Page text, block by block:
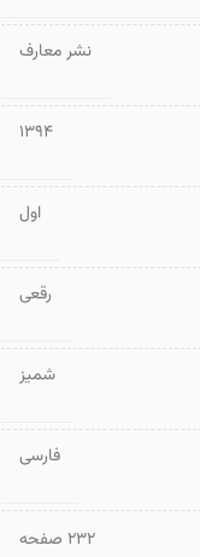
نشر معارف
1394
اول
رقعی
شمیز
فارسی
۲۳۲ صفحه